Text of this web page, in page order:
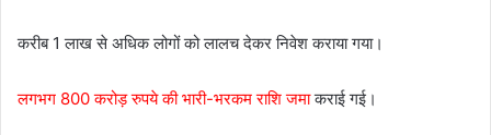
करीब 1 लाख से अधिक लोगों को लालच देकर निवेश कराया गया।
लगभग 800 करोड़ रुपये की भारी-भरकम राशि जमाकराई गई।